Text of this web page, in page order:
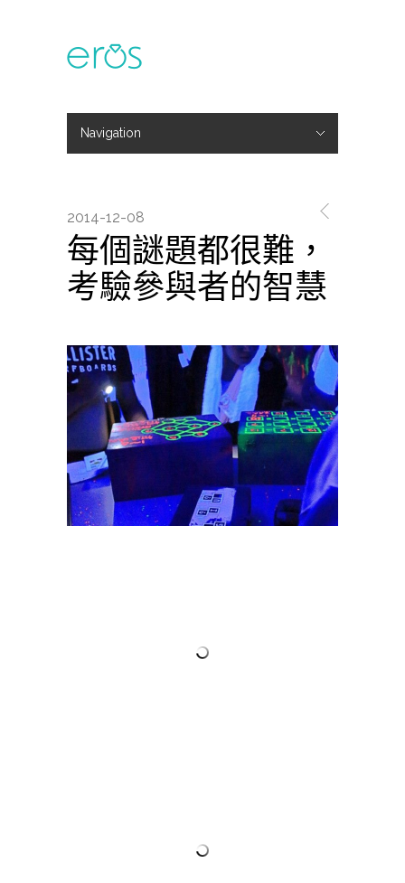
Navigation
2014-12-08
每個謎題都很難，
考驗參與者的智慧